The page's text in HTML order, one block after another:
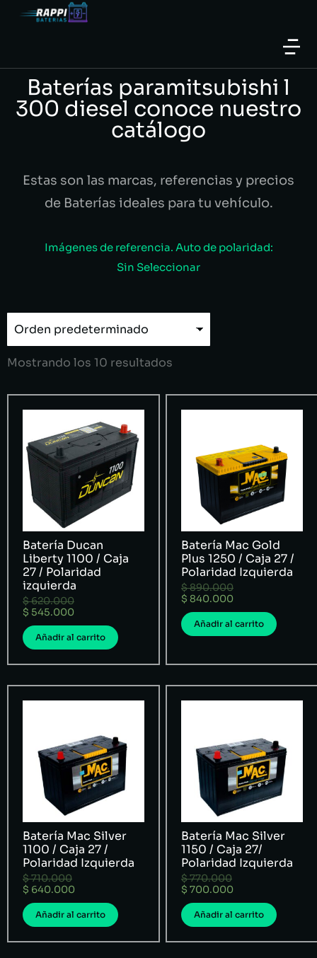
Baterías paramitsubishi l
300 diesel conoce nuestro
catálogo
Estas son las marcas, referencias y precios
de Baterías ideales para tu vehículo.
Imágenes de referencia. Auto de polaridad:
Sin Seleccionar
Mostrando los 10 resultados
Batería Ducan
Liberty 1100 / Caja
27 / Polaridad
izquierda
$620.000
$ 545.000
Añadir al carrito
Batería Mac Gold
Plus 1250 / Caja 27 /
Polaridad Izquierda
$890.000
$ 840.000
Añadir al carrito
Batería Mac Silver
1100 / Caja 27 /
Polaridad Izquierda
$710.000
$ 640.000
Añadir al carrito
Batería Mac Silver
1150 / Caja 27/
Polaridad Izquierda
$770.000
$ 700.000
Añadir al carrito